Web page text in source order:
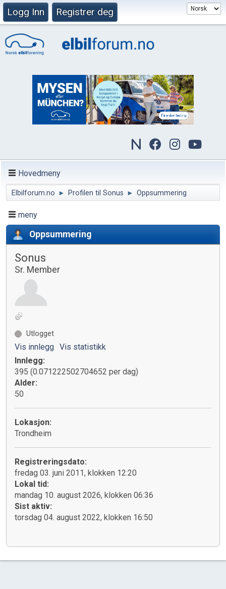
Logg Inn Registrer deg
Hovedmeny
Elbilforum.no ► Profilen til Sonus ► Oppsummering
meny
Oppsummering
Sonus
Sr. Member
Utlogget
Vis innlegg Vis statistikk
Innlegg:
395 (0.071222502704652 per dag)
Alder:
50
Lokasjon:
Trondheim
Registreringsdato:
fredag 03. juni 2011, klokken 12:20
Lokal tid:
mandag 10. august 2026, klokken 06:36
Sist aktiv:
torsdag 04. august 2022, klokken 16:50